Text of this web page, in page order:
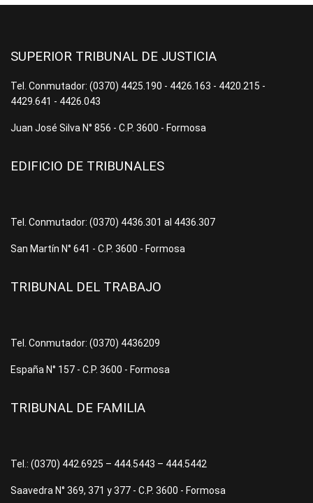
SUPERIOR TRIBUNAL DE JUSTICIA
Tel. Conmutador: (0370) 4425.190 - 4426.163 - 4420.215 -
4429.641 - 4426.043
Juan José Silva N° 856 - C.P. 3600 - Formosa
EDIFICIO DE TRIBUNALES
Tel. Conmutador: (0370) 4436.301 al 4436.307
San Martín N° 641 - C.P. 3600 - Formosa
TRIBUNAL DEL TRABAJO
Tel. Conmutador: (0370) 4436209
España N° 157 - C.P. 3600 - Formosa
TRIBUNAL DE FAMILIA
Tel.: (0370) 442.6925 – 444.5443 – 444.5442
Saavedra N° 369, 371 y 377 - C.P. 3600 - Formosa